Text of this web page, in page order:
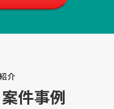
介
件事例
願いします。リュックサ
料請求
OEM